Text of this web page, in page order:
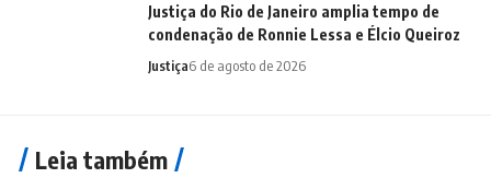
Justiça do Rio de Janeiro amplia tempo de
condenação de Ronnie Lessa e Élcio Queiroz
Justiça6 de agosto de 2026
Leia também